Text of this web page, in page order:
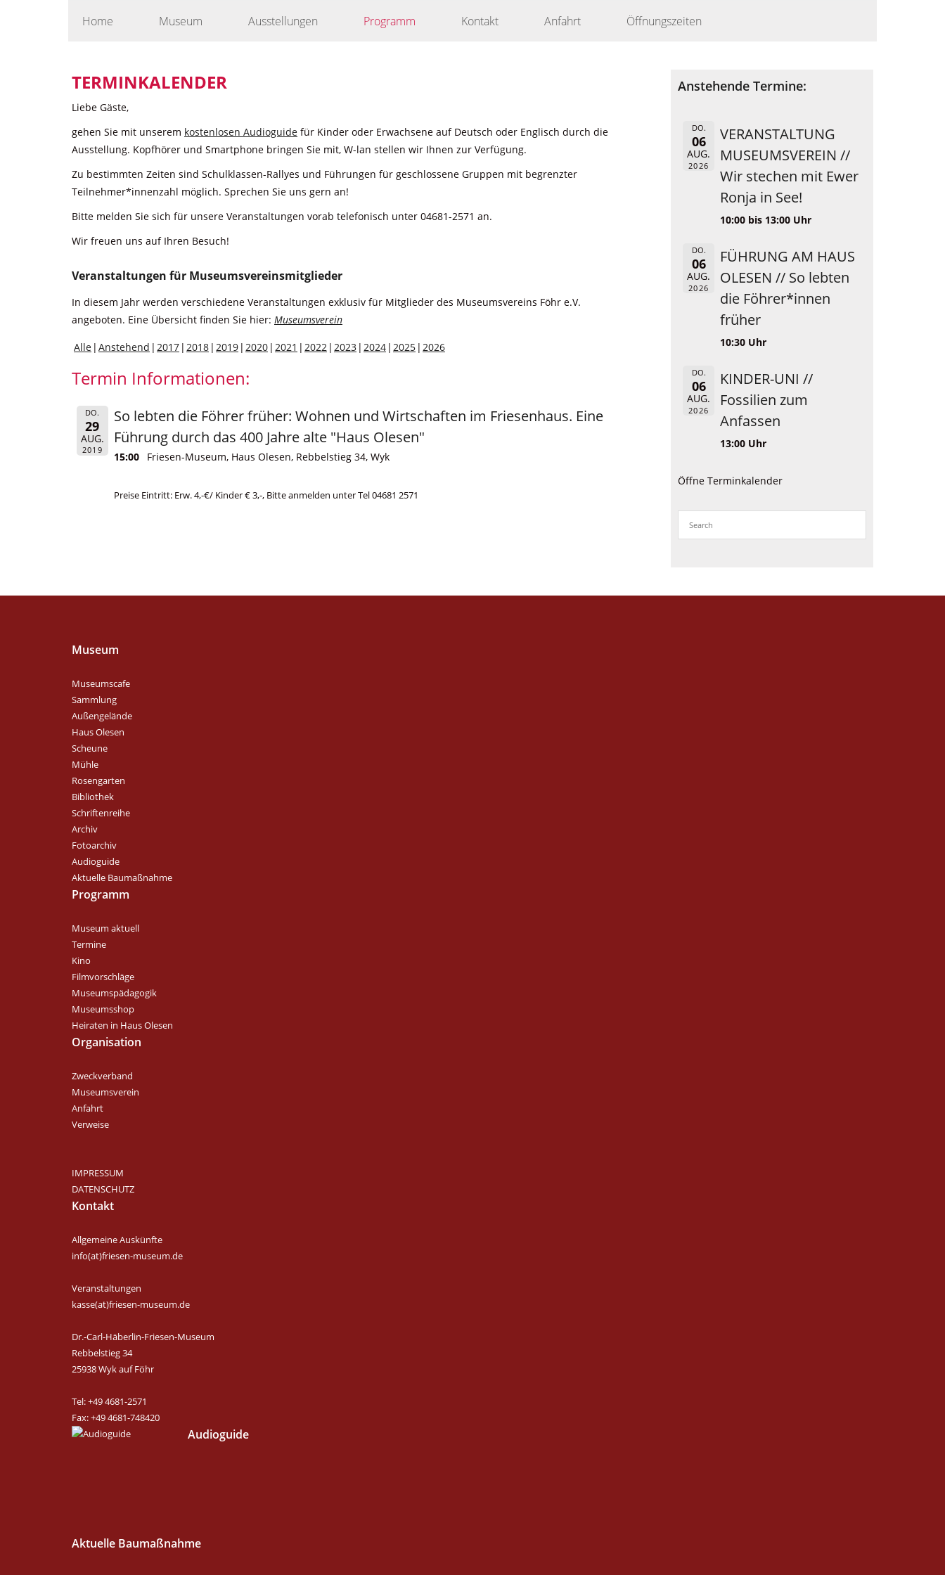
Home Museum Ausstellungen Programm Kontakt Anfahrt Öffnungszeiten
TERMINKALENDER
Liebe Gäste,
gehen Sie mit unserem kostenlosen Audioguide für Kinder oder Erwachsene auf Deutsch oder Englisch durch die
Ausstellung. Kopfhörer und Smartphone bringen Sie mit, W-lan stellen wir Ihnen zur Verfügung.
Zu bestimmten Zeiten sind Schulklassen-Rallyes und Führungen für geschlossene Gruppen mit begrenzter
Teilnehmer*innenzahl möglich. Sprechen Sie uns gern an!
Bitte melden Sie sich für unsere Veranstaltungen vorab telefonisch unter 04681-2571 an.
Wir freuen uns auf Ihren Besuch!
Veranstaltungen für Museumsvereinsmitglieder
In diesem Jahr werden verschiedene Veranstaltungen exklusiv für Mitglieder des Museumsvereins Föhr e.V.
angeboten. Eine Übersicht finden Sie hier: Museumsverein
Alle Anstehend 2017 2018 2019 2020 2021 2022 2023 2024 2025 2026
Termin Informationen:
DO.
29
AUG.
2019
So lebten die Föhrer früher: Wohnen und Wirtschaften im Friesenhaus. Eine
Führung durch das 400 Jahre alte "Haus Olesen"
15:00 Friesen-Museum, Haus Olesen, Rebbelstieg 34, Wyk
Preise Eintritt: Erw. 4,-€/ Kinder € 3,-, Bitte anmelden unter Tel 04681 2571
Anstehende Termine:
DO.
06
AUG.
2026
VERANSTALTUNG
MUSEUMSVEREIN //
Wir stechen mit Ewer
Ronja in See!
10:00 bis 13:00 Uhr
DO.
06
AUG.
2026
FÜHRUNG AM HAUS
OLESEN // So lebten
die Föhrer*innen
früher
10:30 Uhr
DO.
06
AUG.
2026
KINDER-UNI //
Fossilien zum
Anfassen
13:00 Uhr
Öffne Terminkalender
Museum
Museumscafe
Sammlung
Außengelände
Haus Olesen
Scheune
Mühle
Rosengarten
Bibliothek
Schriftenreihe
Archiv
Fotoarchiv
Audioguide
Aktuelle Baumaßnahme
Programm
Museum aktuell
Termine
Kino
Filmvorschläge
Museumspädagogik
Museumsshop
Heiraten in Haus Olesen
Organisation
Zweckverband
Museumsverein
Anfahrt
Verweise
IMPRESSUM
DATENSCHUTZ
Kontakt
Allgemeine Auskünfte
info(at)friesen-museum.de
Veranstaltungen
kasse(at)friesen-museum.de
Dr.-Carl-Häberlin-Friesen-Museum
Rebbelstieg 34
25938 Wyk auf Föhr
Tel: +49 4681-2571
Fax: +49 4681-748420
Audioguide
Aktuelle Baumaßnahme